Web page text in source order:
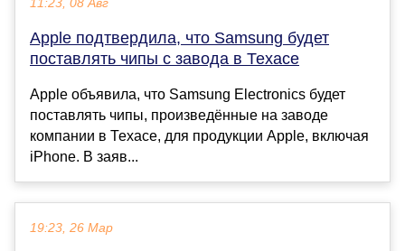
11:23, 08 Авг
Apple подтвердила, что Samsung будет
поставлять чипы с завода в Техасе
Apple объявила, что Samsung Electronics будет
поставлять чипы, произведённые на заводе
компании в Техасе, для продукции Apple, включая
iPhone. В заяв...
19:23, 26 Мар